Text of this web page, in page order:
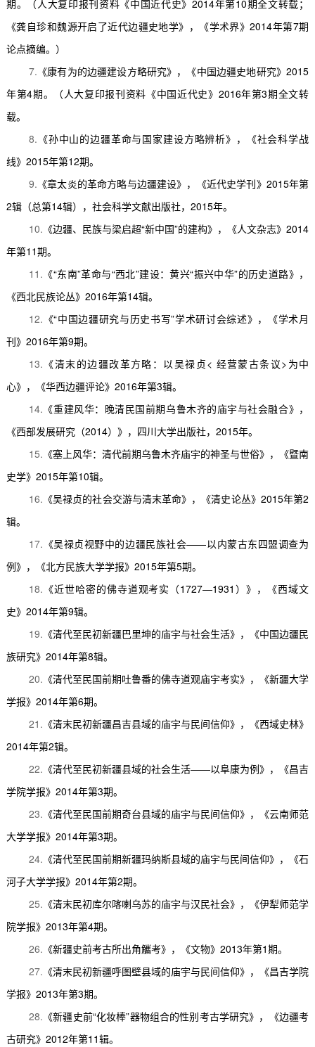
期。（人大复印报刊资料《中国近代史》2014年第10期全文转载；
《龚自珍和魏源开启了近代边疆史地学》，《学术界》2014年第7期
论点摘编。）
7. 《康有为的边疆建设方略研究》，《中国边疆史地研究》2015
年第4期。（人大复印报刊资料《中国近代史》 2016年第3期全文转
载。
8. 《孙中山的边疆革命与国家建设方略辨析》，《社会科学战
线》 2015年第12期。
9. 《章太炎的革命方略与边疆建设》，《近代史学刊》 2015年第
2辑（总第14辑），社会科学文献出版社， 2015年。
10. 《边疆、民族与梁启超“新中国”的建构》，《人文杂志》2014
年第11期。
11. 《“东南”革命与“西北”建设：黄兴“振兴中华”的历史道路》，
《西北民族论丛》 2016年第14辑。
12. 《“中国边疆研究与历史书写”学术研讨会综述》，《学术月
刊》 2016年第9期。
13. 《清末的边疆改革方略：以吴禄贞< 经营蒙古条议> 为中
心》，《华西边疆评论》 2016年第3辑。
14. 《重建风华：晚清民国前期乌鲁木齐的庙宇与社会融合》，
《西部发展研究（2014）》，四川大学出版社， 2015年。
15. 《塞上风华：清代前期乌鲁木齐庙宇的神圣与世俗》，《暨南
史学》 2015年第10辑。
16. 《吴禄贞的社会交游与清末革命》，《清史论丛》 2015年第2
辑。
17. 《吴禄贞视野中的边疆民族社会——以内蒙古东四盟调查为
例》，《北方民族大学学报》 2015年第5期。
18. 《近世哈密的佛寺道观考实（1727—1931 ）》，《西域文
史》 2014年第9辑。
19. 《清代至民初新疆巴里坤的庙宇与社会生活》，《中国边疆民
族研究》 2014年第8辑。
20. 《清代至民国前期吐鲁番的佛寺道观庙宇考实》，《新疆大学
学报》 2014年第6期。
21. 《清末民初新疆昌吉县域的庙宇与民间信仰》，《西域史林》
2014年第2辑。
22. 《清代至民初新疆县域的社会生活——以阜康为例》，《昌吉
学院学报》 2014年第3期。
23. 《清代至民国前期奇台县域的庙宇与民间信仰》，《云南师范
大学学报》 2014年第3期。
24. 《清代至民国前期新疆玛纳斯县域的庙宇与民间信仰》，《石
河子大学学报》 2014年第2期。
25. 《清末民初库尔喀喇乌苏的庙宇与汉民社会》，《伊犁师范学
院学报》 2013年第4期。
26. 《新疆史前考古所出角觿考》，《文物》 2013年第1期。
27. 《清末民初新疆呼图壁县域的庙宇与民间信仰》，《昌吉学院
学报》 2013年第3期。
28. 《新疆史前“化妆棒”器物组合的性别考古学研究》，《边疆考
古研究》 2012年第11辑。